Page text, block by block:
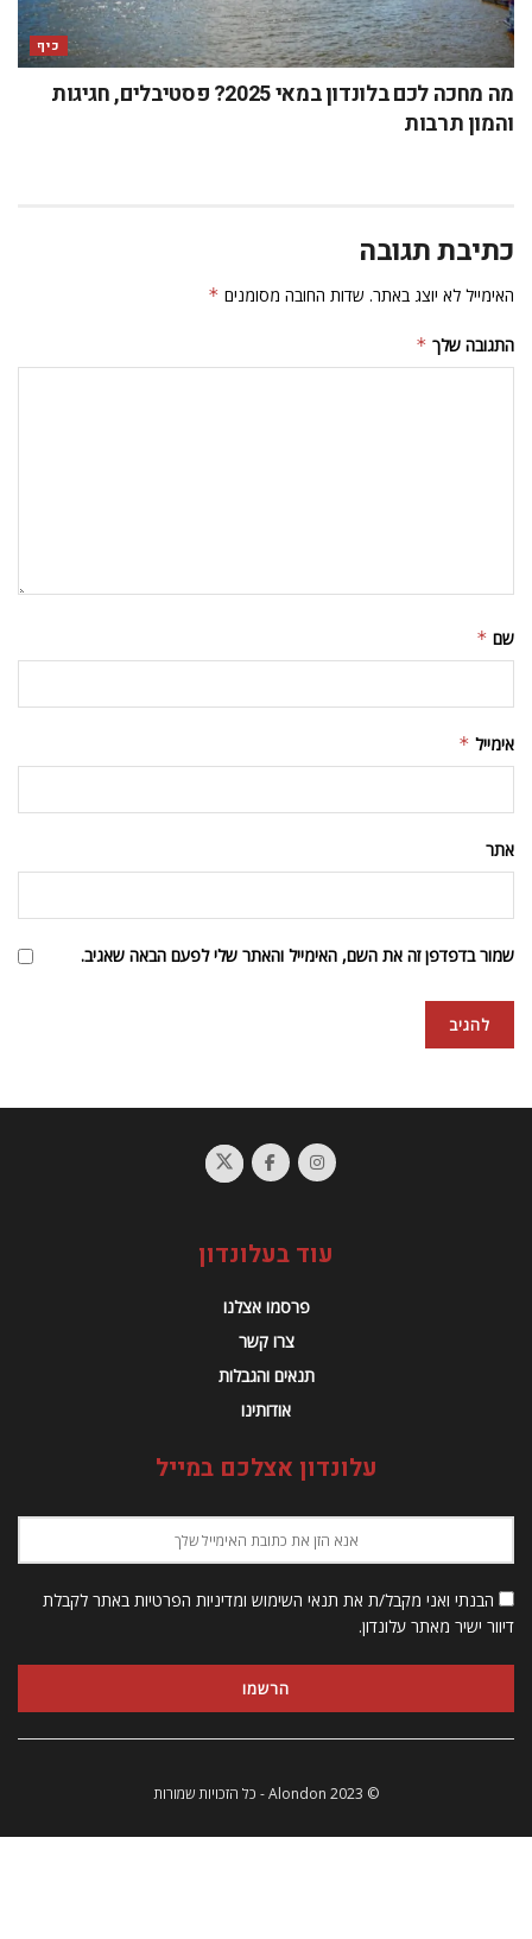
כיף
מה מחכה לכם בלונדון במאי 2025? פסטיבלים, חגיגות
והמון תרבות
כתיבת תגובה
האימייל לא יוצג באתר. שדות החובה מסומנים *
התגובה שלך *
שם *
אימייל *
אתר
שמור בדפדפן זה את השם, האימייל והאתר שלי לפעם הבאה שאגיב.
עוד בעלונדון
פרסמו אצלנו
צרו קשר
תנאים והגבלות
אודותינו
עלונדון אצלכם במייל
הבנתי ואני מקבל/ת את תנאי השימוש ומדיניות הפרטיות באתר לקבלת
דיוור ישיר מאתר עלונדון.
© 2023 Alondon - כל הזכויות שמורות